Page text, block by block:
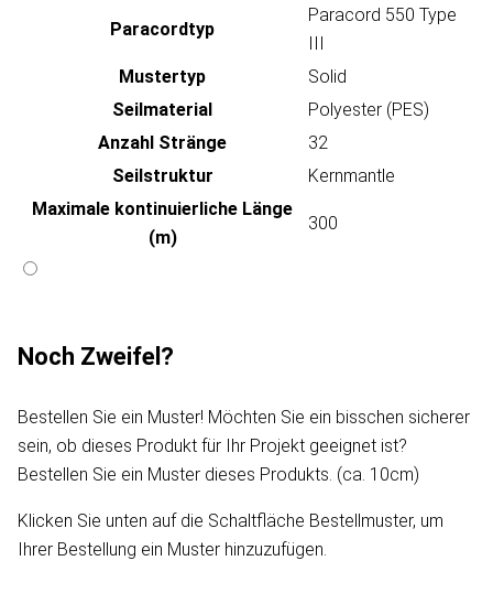
Paracordtyp
Paracord 550 Type
III
Mustertyp
Solid
Seilmaterial
Polyester (PES)
Anzahl Stränge
32
Seilstruktur
Kernmantle
Maximale kontinuierliche Länge
(m)
300
Noch Zweifel?
Bestellen Sie ein Muster! Möchten Sie ein bisschen sicherer
sein, ob dieses Produkt für Ihr Projekt geeignet ist?
Bestellen Sie ein Muster dieses Produkts. (ca. 10cm)
Klicken Sie unten auf die Schaltfläche Bestellmuster, um
Ihrer Bestellung ein Muster hinzuzufügen.